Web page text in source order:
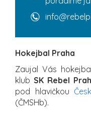
Hokejbal Praha
Zaujal Vás
klub SK Rebel
pod hlavičkou
(ČMSHb).